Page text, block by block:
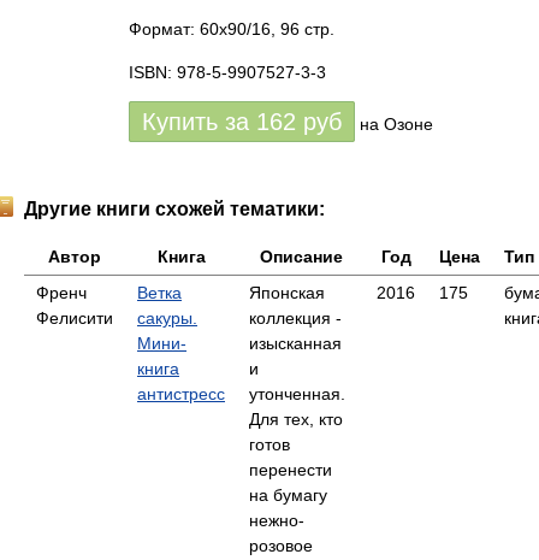
Формат: 60x90/16, 96 стр.
ISBN: 978-5-9907527-3-3
Купить за 162 руб на Озоне
Другие книги схожей тематики:
Автор Книга Описание Год Цена
Тип
Френч
Фелисити
Ветка
сакуры.
Мини-
книга
антистресс
Японская
коллекция -
изысканная
и
утонченная.
Для тех, кто
готов
перенести
на бумагу
нежно-
розовое
2016 175